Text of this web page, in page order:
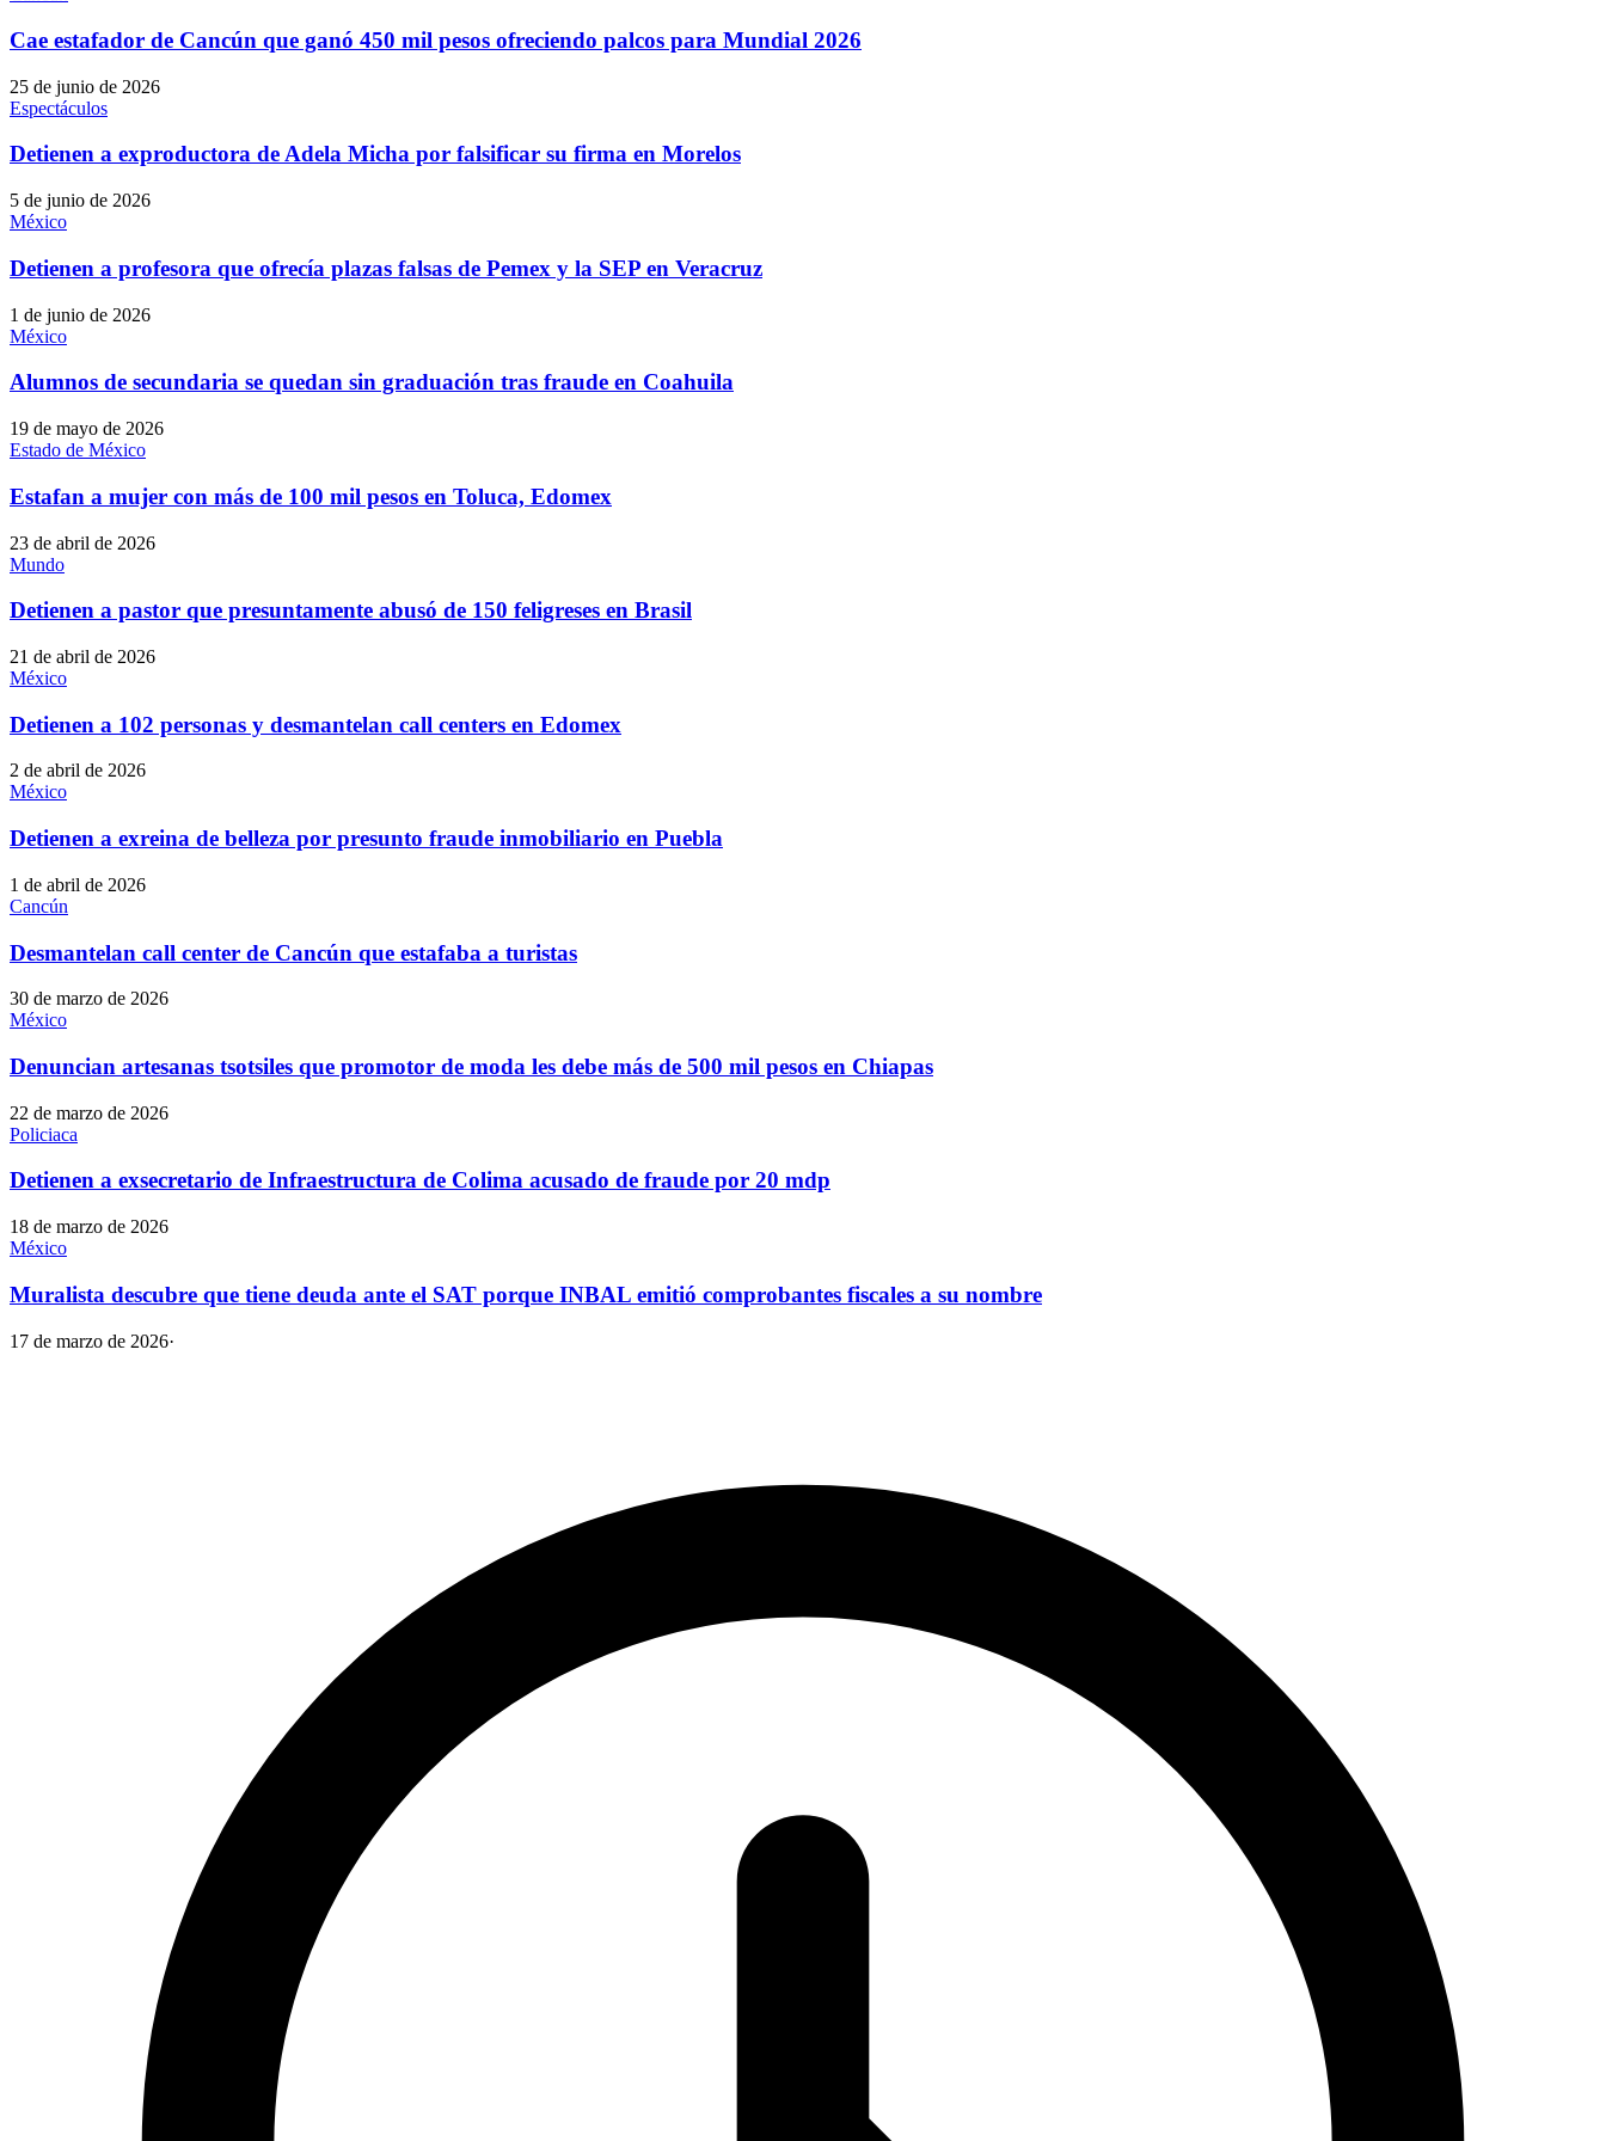
Cae estafador de Cancún que ganó 450 mil pesos ofreciendo palcos para Mundial 2026
25 de junio de 2026
Espectáculos
Detienen a exproductora de Adela Micha por falsificar su firma en Morelos
5 de junio de 2026
México
Detienen a profesora que ofrecía plazas falsas de Pemex y la SEP en Veracruz
1 de junio de 2026
México
Alumnos de secundaria se quedan sin graduación tras fraude en Coahuila
19 de mayo de 2026
Estado de México
Estafan a mujer con más de 100 mil pesos en Toluca, Edomex
23 de abril de 2026
Mundo
Detienen a pastor que presuntamente abusó de 150 feligreses en Brasil
21 de abril de 2026
México
Detienen a 102 personas y desmantelan call centers en Edomex
2 de abril de 2026
México
Detienen a exreina de belleza por presunto fraude inmobiliario en Puebla
1 de abril de 2026
Cancún
Desmantelan call center de Cancún que estafaba a turistas
30 de marzo de 2026
México
Denuncian artesanas tsotsiles que promotor de moda les debe más de 500 mil pesos en Chiapas
22 de marzo de 2026
Policiaca
Detienen a exsecretario de Infraestructura de Colima acusado de fraude por 20 mdp
18 de marzo de 2026
México
Muralista descubre que tiene deuda ante el SAT porque INBAL emitió comprobantes fiscales a su nombre
17 de marzo de 2026·